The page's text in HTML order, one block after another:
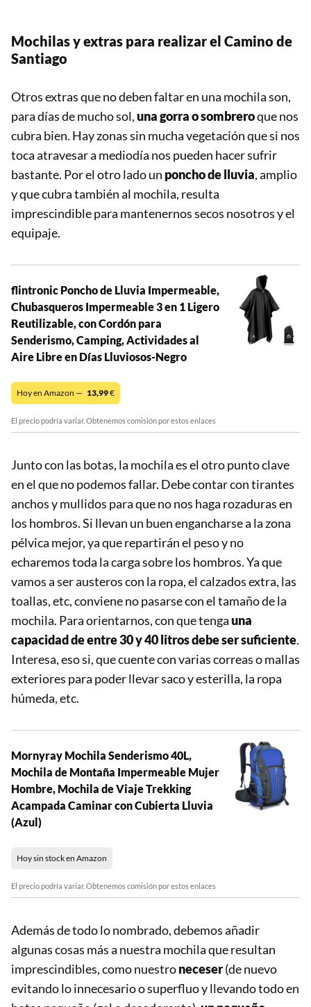
Mochilas y extras para realizar el Camino de
Santiago
Otros extras que no deben faltar en una mochila son,
para días de mucho sol, una gorra o sombreroque nos
cubra bien. Hay zonas sin mucha vegetación que si nos
toca atravesar a mediodía nos pueden hacer sufrir
bastante. Por el otro lado un poncho de lluvia, amplio
y que cubra también al mochila, resulta
imprescindible para mantenernos secos nosotros y el
equipaje.
flintronic Poncho de Lluvia Impermeable,
Chubasqueros Impermeable 3 en 1 Ligero
Reutilizable, con Cordón para
Senderismo, Camping, Actividades al
Aire Libre en Días Lluviosos-Negro
Hoy en Amazon — 13,99€
El precio podría variar. Obtenemos comisión por estos enlaces
Junto con las botas, la mochila es el otro punto clave
en el que no podemos fallar. Debe contar con tirantes
anchos y mullidos para que no nos haga rozaduras en
los hombros. Si llevan un buen engancharse a la zona
pélvica mejor, ya que repartirán el peso y no
echaremos toda la carga sobre los hombros. Ya que
vamos a ser austeros con la ropa, el calzados extra, las
toallas, etc, conviene no pasarse con el tamaño de la
mochila. Para orientarnos, con que tenga una
capacidad de entre 30 y 40 litros debe ser suficiente.
Interesa, eso si, que cuente con varias correas o mallas
exteriores para poder llevar saco y esterilla, la ropa
húmeda, etc.
Mornyray Mochila Senderismo 40L,
Mochila de Montaña Impermeable Mujer
Hombre, Mochila de Viaje Trekking
Acampada Caminar con Cubierta Lluvia
(Azul)
Hoy sin stock en Amazon
El precio podría variar. Obtenemos comisión por estos enlaces
Además de todo lo nombrado, debemos añadir
algunas cosas más a nuestra mochila que resultan
imprescindibles, como nuestroneceser(de nuevo
evitando lo innecesario o superfluo y llevando todo en